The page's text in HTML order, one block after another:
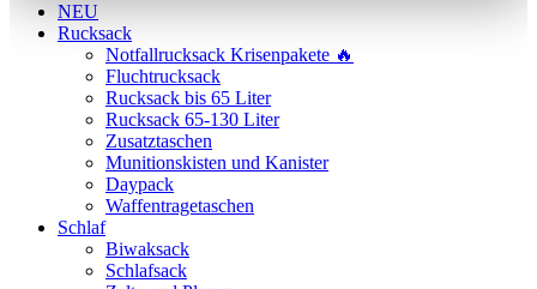
NEU
Rucksack
Notfallrucksack Krisenpakete 🔥
Fluchtrucksack
Rucksack bis 65 Liter
Rucksack 65-130 Liter
Zusatztaschen
Munitionskisten und Kanister
Daypack
Waffentragetaschen
Schlaf
Biwaksack
Schlafsack